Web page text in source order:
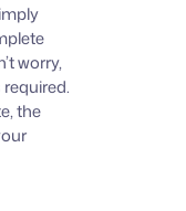
worry,
the